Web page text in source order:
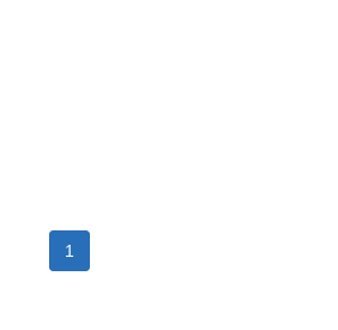
1